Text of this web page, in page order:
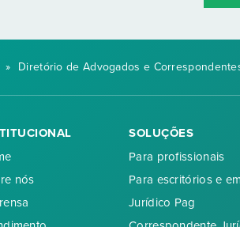
» Diretório de Advogados e
nós
SOLUÇÕES
Para profissionais
Para escritórios e
Jurídico Pag